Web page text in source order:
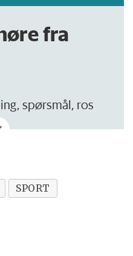
fra
spørsmål, ros
noe vi bør skrive
SPORT